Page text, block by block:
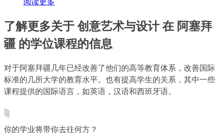
了解更多关于 创意艺术与设计 在 阿塞拜
疆 的学位课程的信息
对于阿塞拜疆几年已经改善了他们的高等教育体系，改善国际
标准的几所大学的教育水平。也有提高学生的关系，其中一些
课程提供的国际语言，如英语，汉语和西班牙语。
你的学业将带你去往何方？